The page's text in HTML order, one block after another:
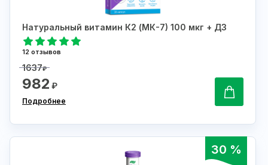
Натуральный витамин К2 (МК-7) 100 мкг + Д3
12 отзывов
1637₽
982 ₽
Подробнее
30 %